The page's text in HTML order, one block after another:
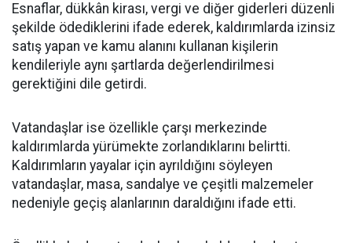
Esnaflar, dükkân kirası, vergi ve diğer giderleri düzenli
şekilde ödediklerini ifade ederek, kaldırımlarda izinsiz
satış yapan ve kamu alanını kullanan kişilerin
kendileriyle aynı şartlarda değerlendirilmesi
gerektiğini dile getirdi.
Vatandaşlar ise özellikle çarşı merkezinde
kaldırımlarda yürümekte zorlandıklarını belirtti.
Kaldırımların yayalar için ayrıldığını söyleyen
vatandaşlar, masa, sandalye ve çeşitli malzemeler
nedeniyle geçiş alanlarının daraldığını ifade etti.